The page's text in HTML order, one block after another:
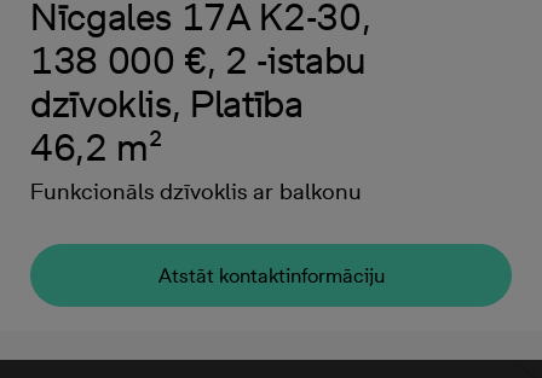
Nīcgales 17A K2-30,
138 000 €, 2 -istabu
dzīvoklis, Platība
46,2 m²
Funkcionāls dzīvoklis ar balkonu
Atstāt kontaktinformāciju